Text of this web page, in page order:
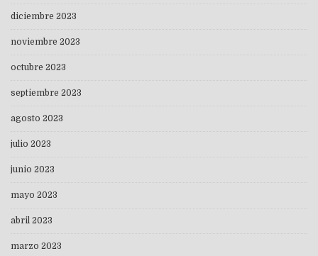
diciembre 2023
noviembre 2023
octubre 2023
septiembre 2023
agosto 2023
julio 2023
junio 2023
mayo 2023
abril 2023
marzo 2023